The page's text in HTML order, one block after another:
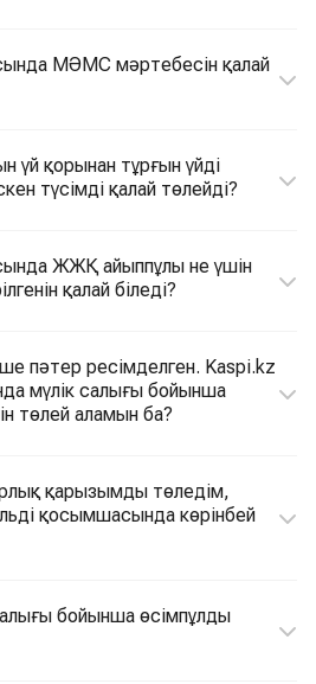
МӘМС мәртебесін қалай
үй қорынан тұрғын үйді
түсімді қалай төлейді?
ЖЖҚ айыппұлы не үшін
қалай біледі?
пәтер ресімделген. Kaspi.kz
мүлік салығы бойынша
төлей аламын ба?
қарызымды төледім,
қосымшасында көрінбей
бойынша өсімпұлды